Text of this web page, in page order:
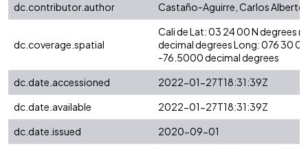
dc.contributor.author
Castaño-Aguirre, Carlos Alberto
dc.coverage.spatial
Cali de Lat: 03 24 00 N degrees
decimal degrees Long: 076 30
-76.5000 decimal degrees
dc.date.accessioned
2022-01-27T18:31:39Z
dc.date.available
2022-01-27T18:31:39Z
dc.date.issued
2020-09-01